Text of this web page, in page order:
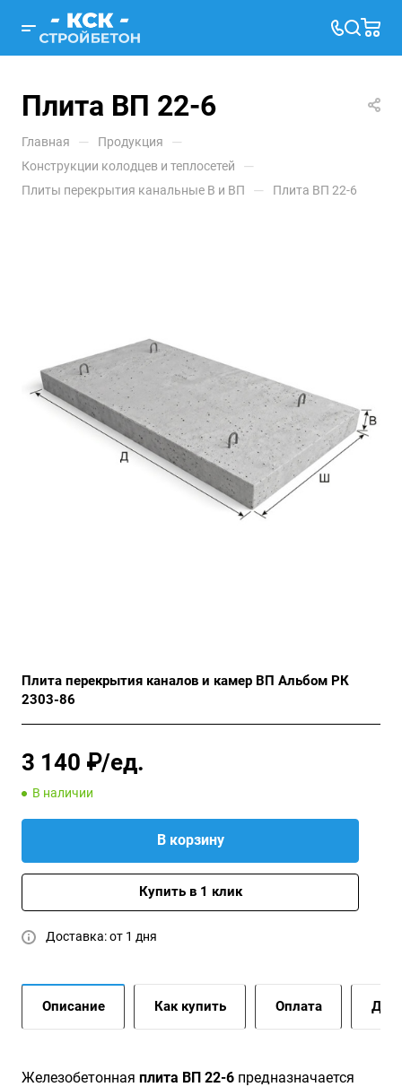
Плита ВП 22-6
Главная — Продукция —
Конструкции колодцев и теплосетей —
Плиты перекрытия канальные В и ВП — Плита ВП 22-6
Плита перекрытия каналов и камер ВП Альбом РК
2303-86
3 140 ₽/ед.
В наличии
В корзину
Купить в 1 клик
Доставка: от 1 дня
Описание Как купить Оплата
Железобетонная плита ВП 22-6 предназначается